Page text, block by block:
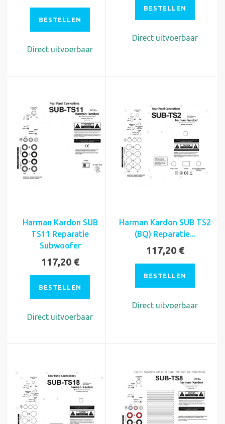
BESTELLEN
Direct uitvoerbaar
BESTELLEN
Direct uitvoerbaar
Harman Kardon SUB
TS11 Reparatie
Subwoofer
117,20 €
BESTELLEN
Direct uitvoerbaar
Harman Kardon SUB TS2
(BQ) Reparatie...
117,20 €
BESTELLEN
Direct uitvoerbaar